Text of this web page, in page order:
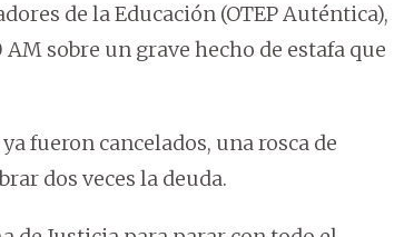
de la Educación (OTEP Auténtica),
sobre un grave hecho de estafa que
fueron cancelados, una rosca de
dos veces la deuda.